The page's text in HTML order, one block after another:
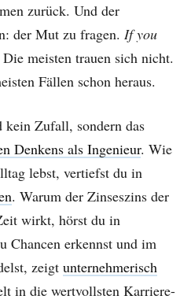
zurück. Und der
der Mut zu fragen. If you
Die meisten trauen sich nicht.
Fällen schon heraus.
Zufall, sondern das
Denkens als Ingenieur. Wie
lebst, vertiefst du in
. Warum der Zinseszins der
wirkt, hörst du in
Chancen erkennst und im
zeigt unternehmerisch
in die wertvollsten Karriere-